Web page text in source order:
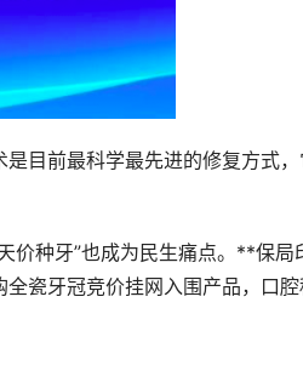
目前最科学最先进的修复方式，
价种牙”也成为民生痛点。**保局
瓷牙冠竞价挂网入围产品，口